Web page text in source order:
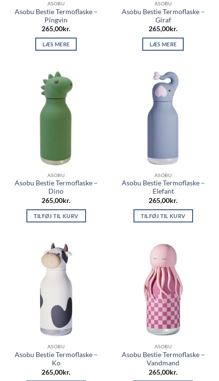
ASOBU
Asobu Bestie Termoflaske –
Pingvin
265,00kr.
LÆS MERE
ASOBU
Asobu Bestie Termoflaske –
Giraf
265,00kr.
LÆS MERE
ASOBU
Asobu Bestie Termoflaske –
Dino
265,00kr.
TILFØJ TIL KURV
ASOBU
Asobu Bestie Termoflaske –
Elefant
265,00kr.
TILFØJ TIL KURV
ASOBU
Asobu Bestie Termoflaske –
Ko
265,00kr.
ASOBU
Asobu Bestie Termoflaske –
Vandmand
265,00kr.